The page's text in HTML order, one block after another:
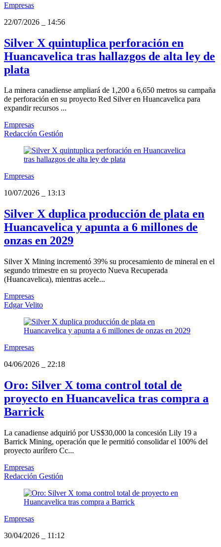
Empresas
22/07/2026
14:56
Silver X quintuplica perforación en
Huancavelica tras hallazgos de alta ley de
plata
La minera canadiense ampliará de 1,200 a 6,650 metros su campaña
de perforación en su proyecto Red Silver en Huancavelica para
expandir recursos ...
Empresas
Redacción Gestión
Empresas
10/07/2026
13:13
Silver X duplica producción de plata en
Huancavelica y apunta a 6 millones de
onzas en 2029
Silver X Mining incrementó 39% su procesamiento de mineral en el
segundo trimestre en su proyecto Nueva Recuperada
(Huancavelica), mientras acele...
Empresas
Edgar Velito
Empresas
04/06/2026
22:18
Oro: Silver X toma control total de
proyecto en Huancavelica tras compra a
Barrick
La canadiense adquirió por US$30,000 la concesión Lily 19 a
Barrick Mining, operación que le permitió consolidar el 100% del
proyecto aurífero Cc...
Empresas
Redacción Gestión
Empresas
30/04/2026
11:12